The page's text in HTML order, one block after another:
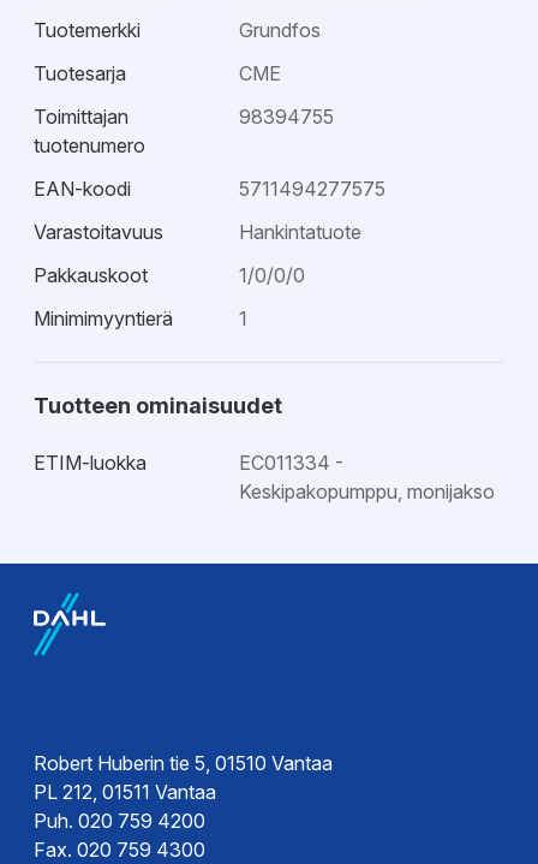
Tuotemerkki
Grundfos
Tuotesarja
CME
Toimittajan
tuotenumero
98394755
EAN-koodi
5711494277575
Varastoitavuus
Hankintatuote
Pakkauskoot
1/0/0/0
Minimimyyntierä
1
Tuotteen ominaisuudet
ETIM-luokka
EC011334 -
Keskipakopumppu, monijakso
Kytkentäkaavio
Esite
Robert Huberin tie 5, 01510 Vantaa
PL 212, 01511 Vantaa
Puh. 020 759 4200
Fax. 020 759 4300